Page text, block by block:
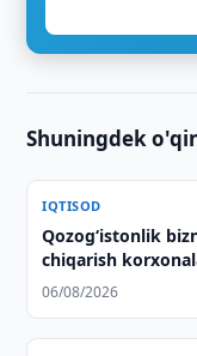
Shuningdek
IQTISOD
Qozogʻistonlik
chiqarish
06/08/2026